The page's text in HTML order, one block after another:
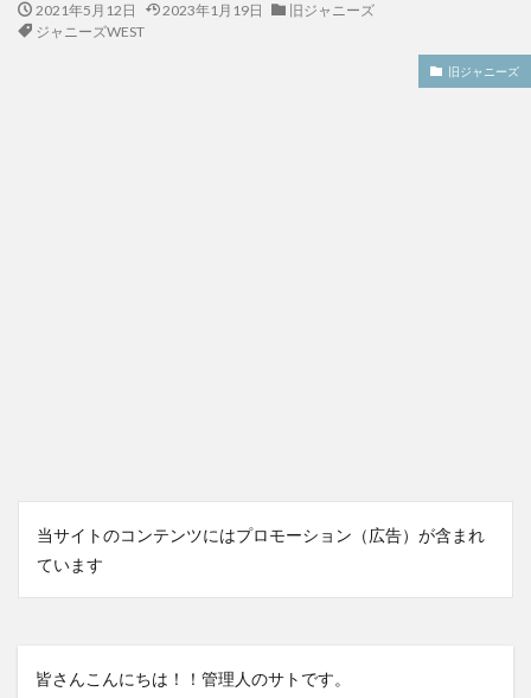
2021年5月12日 2023年1月19日
旧ジャニーズ
ジャニーズWEST
旧ジャニーズ
当サイトのコンテンツにはプロモーション（広告）が含まれ
ています
皆さんこんにちは！！管理人のサトです。